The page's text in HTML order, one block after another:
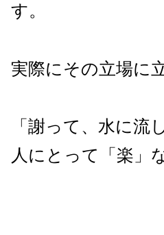
す。
実際にその立場に
「謝って、水に
人にとって「楽」